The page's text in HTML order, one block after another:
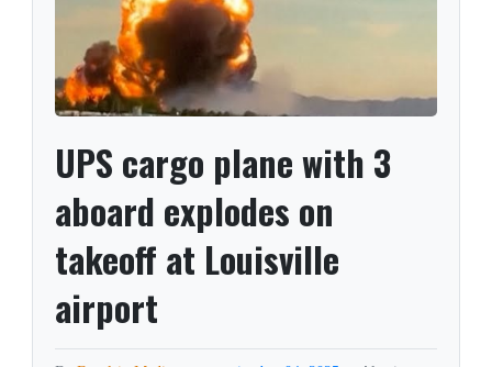
UPS cargo plane with 3
aboard explodes on
takeoff at Louisville
airport